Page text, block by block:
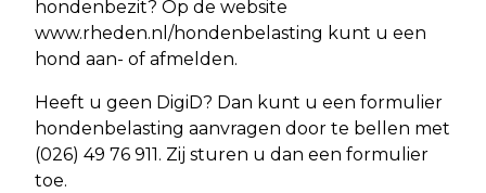
hondenbezit? Op de website
www.rheden.nl/hondenbelasting kunt u een
hond aan- of afmelden.
Heeft u geen DigiD? Dan kunt u een formulier
hondenbelasting aanvragen door te bellen met
(026) 49 76 911. Zij sturen u dan een formulier
toe.